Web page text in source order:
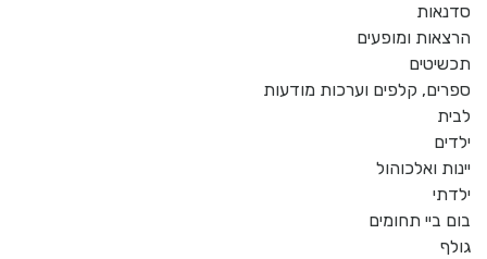
סדנאות
הרצאות ומופעים
תכשיטים
ספרים, קלפים וערכות מודעות
לבית
ילדים
יינות ואלכוהול
ילדתי
בום ביי תחומים
גולף